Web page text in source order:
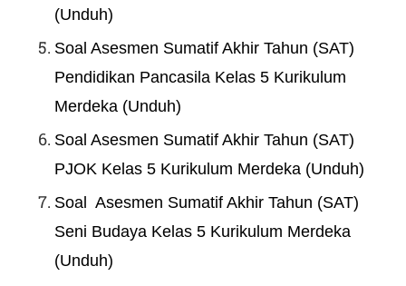
(Unduh)
Soal Asesmen Sumatif Akhir Tahun (SAT)
Pendidikan Pancasila Kelas 5 Kurikulum
Merdeka (Unduh)
Soal Asesmen Sumatif Akhir Tahun (SAT)
PJOK Kelas 5 Kurikulum Merdeka (Unduh)
Soal Asesmen Sumatif Akhir Tahun (SAT)
Seni Budaya Kelas 5 Kurikulum Merdeka
(Unduh)